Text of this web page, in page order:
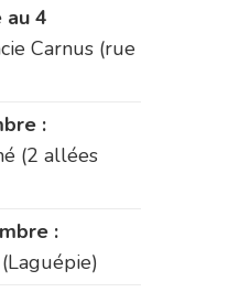
au 4
Carnus (rue
:
(2 allées
: